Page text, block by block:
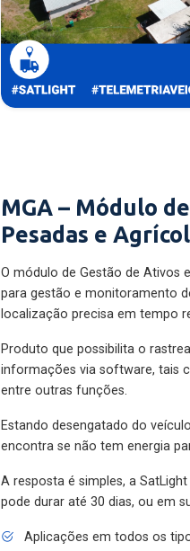
MGA – Módulo
Pesadas e
O módulo de Gestão de Ativos
para gestão e monitoramento
localização precisa em tempo
Produto que possibilita o
informações via software, tais
entre outras funções.
Estando desengatado do
encontra se não tem energia
A resposta é simples, a
pode durar até 30 dias, ou em
Aplicações em todos os